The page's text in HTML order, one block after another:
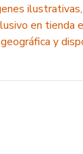
en tienda
y